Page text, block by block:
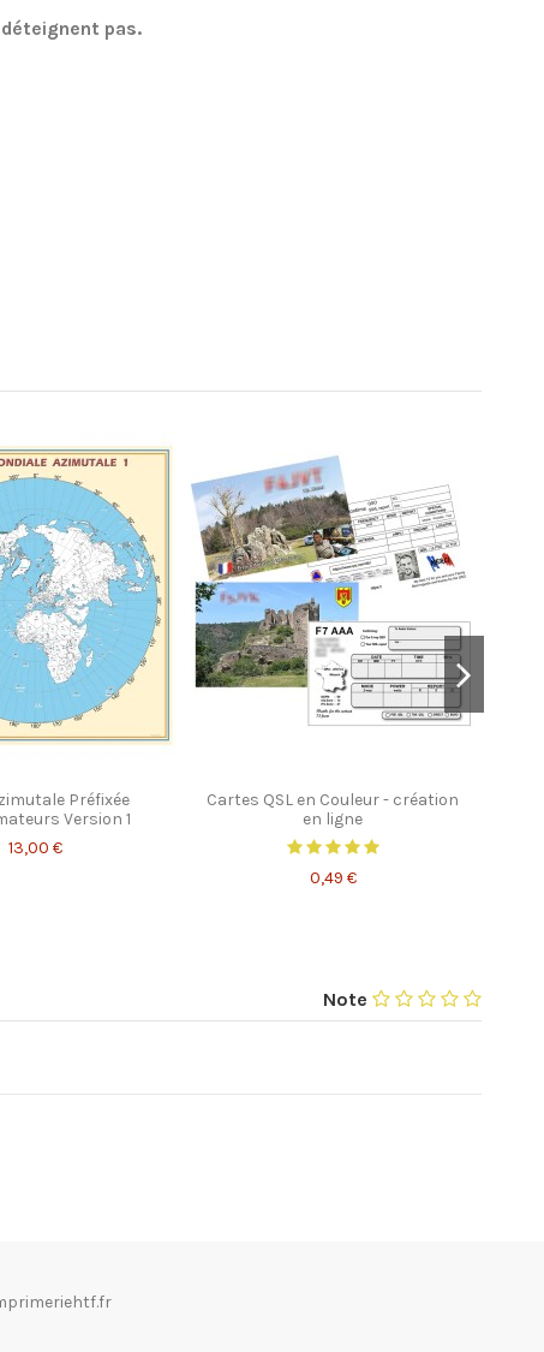
pas.
Préfixée
Version 1
13,00 €
Cartes QSL en Couleur - création
en ligne
0,49 €
Note